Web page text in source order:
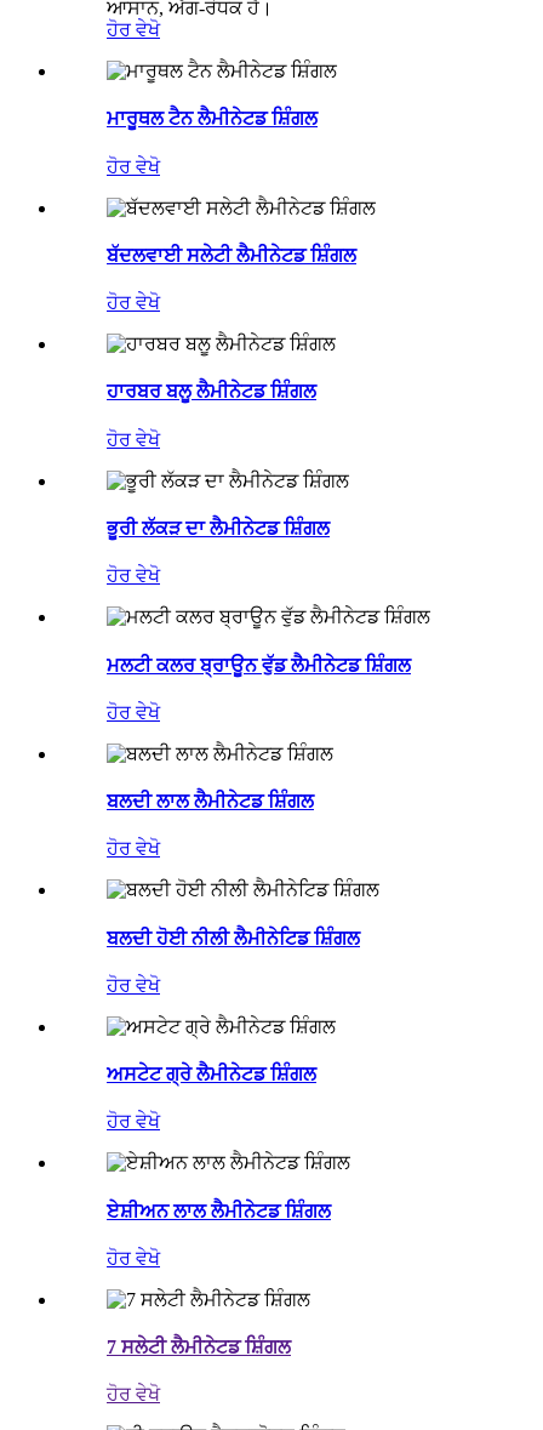
ਆਸਾਨ, ਅੱਗ-ਰੋਧਕ ਹੈ।
ਹੋਰ ਵੇਖੋ
ਮਾਰੂਥਲ ਟੈਨ ਲੈਮੀਨੇਟਡ ਸ਼ਿੰਗਲ
ਹੋਰ ਵੇਖੋ
ਬੱਦਲਵਾਈ ਸਲੇਟੀ ਲੈਮੀਨੇਟਡ ਸ਼ਿੰਗਲ
ਹੋਰ ਵੇਖੋ
ਹਾਰਬਰ ਬਲੂ ਲੈਮੀਨੇਟਡ ਸ਼ਿੰਗਲ
ਹੋਰ ਵੇਖੋ
ਭੂਰੀ ਲੱਕੜ ਦਾ ਲੈਮੀਨੇਟਡ ਸ਼ਿੰਗਲ
ਹੋਰ ਵੇਖੋ
ਮਲਟੀ ਕਲਰ ਬ੍ਰਾਊਨ ਵੁੱਡ ਲੈਮੀਨੇਟਡ ਸ਼ਿੰਗਲ
ਹੋਰ ਵੇਖੋ
ਬਲਦੀ ਲਾਲ ਲੈਮੀਨੇਟਡ ਸ਼ਿੰਗਲ
ਹੋਰ ਵੇਖੋ
ਬਲਦੀ ਹੋਈ ਨੀਲੀ ਲੈਮੀਨੇਟਿਡ ਸ਼ਿੰਗਲ
ਹੋਰ ਵੇਖੋ
ਅਸਟੇਟ ਗ੍ਰੇ ਲੈਮੀਨੇਟਡ ਸ਼ਿੰਗਲ
ਹੋਰ ਵੇਖੋ
ਏਸ਼ੀਅਨ ਲਾਲ ਲੈਮੀਨੇਟਡ ਸ਼ਿੰਗਲ
ਹੋਰ ਵੇਖੋ
7 ਸਲੇਟੀ ਲੈਮੀਨੇਟਡ ਸ਼ਿੰਗਲ
ਹੋਰ ਵੇਖੋ